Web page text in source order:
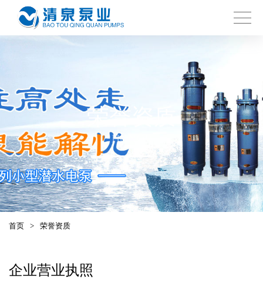
荣誉资质
HONOR
首页 > 荣誉资质
企业营业执照